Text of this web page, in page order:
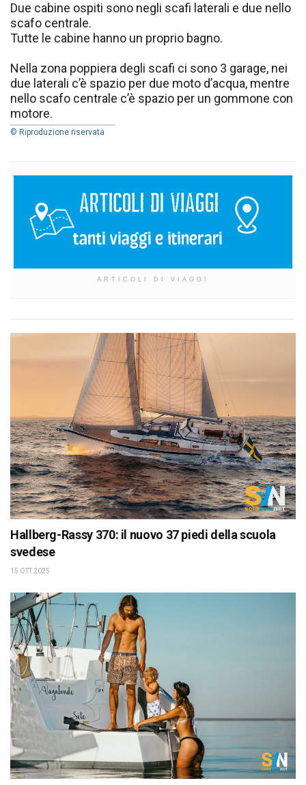
Due cabine ospiti sono negli scafi laterali e due nello
scafo centrale.
Tutte le cabine hanno un proprio bagno.
Nella zona poppiera degli scafi ci sono 3 garage, nei
due laterali c’è spazio per due moto d’acqua, mentre
nello scafo centrale c’è spazio per un gommone con
motore.
© Riproduzione riservata
ARTICOLI DI VIAGGI
Hallberg-Rassy 370: il nuovo 37 piedi della scuola
svedese
15 OTT 2025